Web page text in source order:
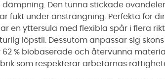
dämpning. Den tunna stickade
fukt under ansträngning. Perfekta för
en yttersula med flexibla spår i flera
löpstil. Dessutom anpassar sig
62 % biobaserade och återvunna
som respekterar arbetarnas